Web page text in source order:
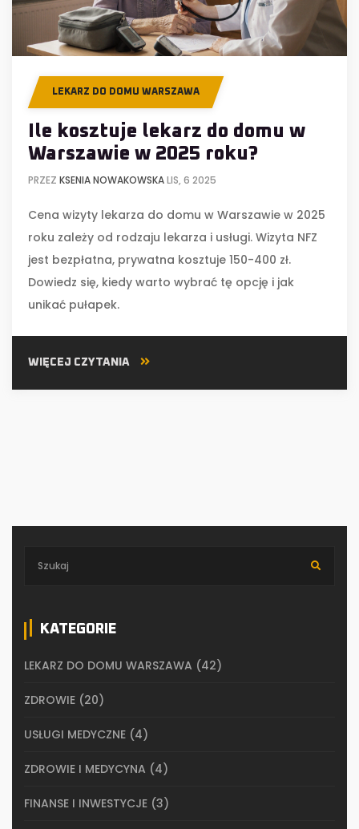
LEKARZ DO DOMU WARSZAWA
Ile kosztuje lekarz do domu w
Warszawie w 2025 roku?
PRZEZ KSENIA NOWAKOWSKALIS, 6 2025
Cena wizyty lekarza do domu w Warszawie w 2025
roku zależy od rodzaju lekarza i usługi. Wizyta NFZ
jest bezpłatna, prywatna kosztuje 150-400 zł.
Dowiedz się, kiedy warto wybrać tę opcję i jak
unikać pułapek.
WIĘCEJ CZYTANIA
KATEGORIE
LEKARZ DO DOMU WARSZAWA (42)
ZDROWIE (20)
USŁUGI MEDYCZNE (4)
ZDROWIE I MEDYCYNA (4)
FINANSE I INWESTYCJE (3)